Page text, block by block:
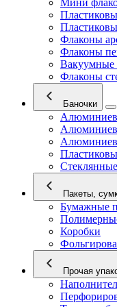
Флаконы
Флаконы
Вакуумные
Флаконы
Баночки
Пакеты,
Бумажные
Коробки
Прочая